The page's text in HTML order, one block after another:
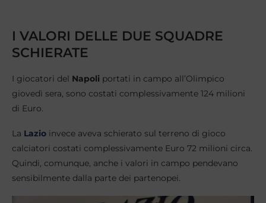
I VALORI DELLE DUE SQUADRE
SCHIERATE
I giocatori del Napoli portati in campo all’Olimpico
giovedì sera, sono costati complessivamente 124 milioni
di Euro.
La Lazio invece aveva schierato sul terreno di gioco
calciatori costati complessivamente Euro 72 milioni circa.
Quindi, comunque, anche i valori in campo pendevano
sensibilmente dalla parte dei partenopei.